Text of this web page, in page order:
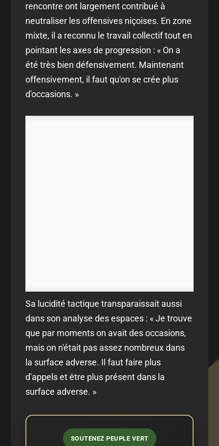
rencontre ont largement contribué à
neutraliser les offensives niçoises. En zone
mixte, il a reconnu le travail collectif tout en
pointant les axes de progression : « On a
été très bien défensivement. Maintenant
offensivement, il faut qu'on se crée plus
d'occasions. »
Sa lucidité tactique transparaissait aussi
dans son analyse des espaces : « Je trouve
que par moments on avait des occasions,
mais on n'était pas assez nombreux dans
la surface adverse. Il faut faire plus
d'appels et être plus présent dans la
surface adverse. »
SOUTENEZ PEUPLE VERT